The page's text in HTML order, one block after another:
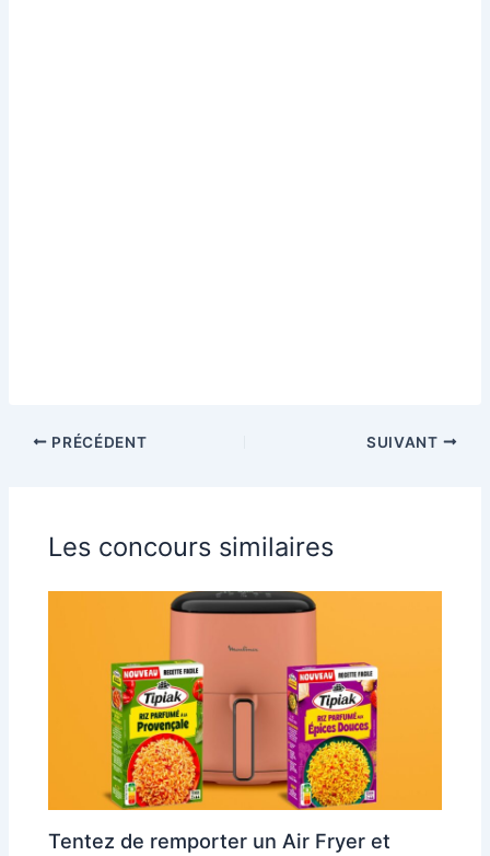
PRÉCÉDENT SUIVANT
Les concours similaires
Tentez de remporter un Air Fryer et